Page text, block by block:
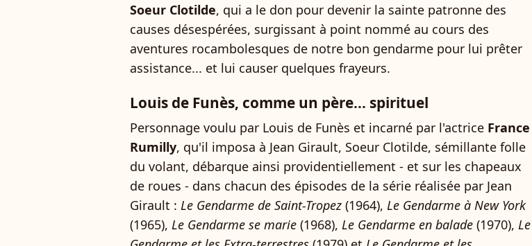
Soeur Clotilde, qui a le don pour devenir la sainte patronne des
causes désespérées, surgissant à point nommé au cours des
aventures rocambolesques de notre bon gendarme pour lui prêter
assistance... et lui causer quelques frayeurs.
Louis de Funès, comme un père... spirituel
Personnage voulu par Louis de Funès et incarné par l'actrice France
Rumilly, qu'il imposa à Jean Girault, Soeur Clotilde, sémillante folle
du volant, débarque ainsi providentiellement - et sur les chapeaux
de roues - dans chacun des épisodes de la série réalisée par Jean
Girault : Le Gendarme de Saint-Tropez (1964), Le Gendarme à New York
(1965), Le Gendarme se marie (1968), Le Gendarme en balade (1970), Le